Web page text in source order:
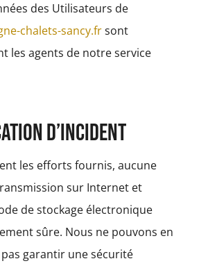
des Utilisateurs de
chalets-sancy.frsont
les agents de notre service
d’incident
les efforts fournis, aucune
sur Internet et
de stockage électronique
sûre. Nous ne pouvons en
garantir une sécurité